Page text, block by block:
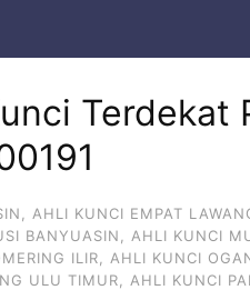
Terdekat
AHLI KUNCI EMPAT
BANYUASIN AHLI KUNCI
ILIR
AHLI KUNCI
ULU TIMUR
AHLI KUNCI